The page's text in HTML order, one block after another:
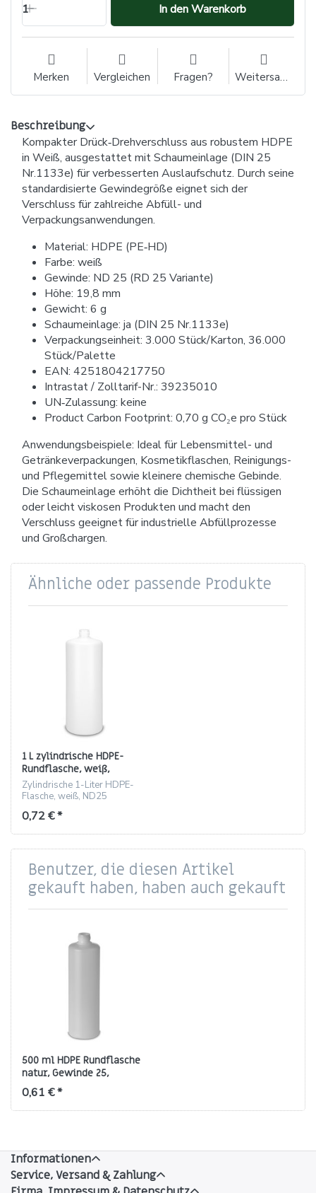
1 In den Warenkorb
Merken Vergleichen Fragen? Weitersagen
Beschreibung
Kompakter Drück‑Drehverschluss aus robustem HDPE
in Weiß, ausgestattet mit Schaumeinlage (DIN 25
Nr.1133e) für verbesserten Auslaufschutz. Durch seine
standardisierte Gewindegröße eignet sich der
Verschluss für zahlreiche Abfüll- und
Verpackungsanwendungen.
Material: HDPE (PE‑HD)
Farbe: weiß
Gewinde: ND 25 (RD 25 Variante)
Höhe: 19,8 mm
Gewicht: 6 g
Schaumeinlage: ja (DIN 25 Nr.1133e)
Verpackungseinheit: 3.000 Stück/Karton, 36.000
Stück/Palette
EAN: 4251804217750
Intrastat / Zolltarif-Nr.: 39235010
UN‑Zulassung: keine
Product Carbon Footprint: 0,70 g CO₂e pro Stück
Anwendungsbeispiele: Ideal für Lebensmittel- und
Getränkeverpackungen, Kosmetikflaschen, Reinigungs-
und Pflegemittel sowie kleinere chemische Gebinde.
Die Schaumeinlage erhöht die Dichtheit bei flüssigen
oder leicht viskosen Produkten und macht den
Verschluss geeignet für industrielle Abfüllprozesse
und Großchargen.
Ähnliche oder passende Produkte
1 L zylindrische HDPE-
Rundflasche, weiß,
Gewinde ND25
Zylindrische 1-Liter HDPE-
Flasche, weiß, ND25
0,72 € *
Benutzer, die diesen Artikel
gekauft haben, haben auch gekauft
500 ml HDPE Rundflasche
natur, Gewinde 25,
zylindrisch
0,61 € *
Informationen
Service, Versand & Zahlung